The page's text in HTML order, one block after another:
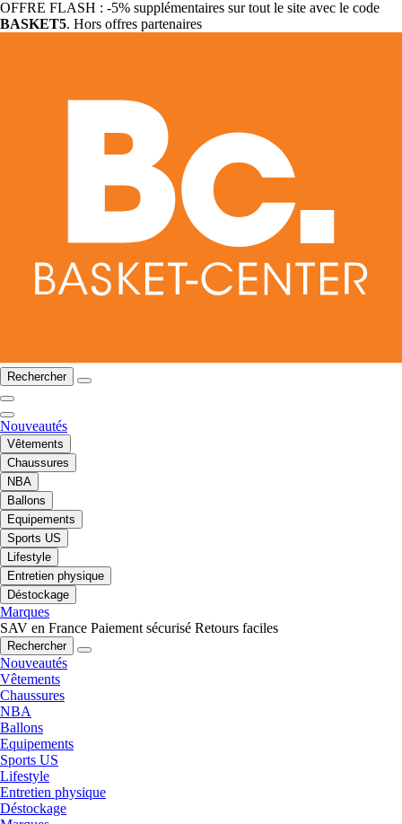
OFFRE FLASH : -5% supplémentaires sur tout le site avec le code
BASKET5. Hors offres partenaires
Rechercher
Nouveautés
Vêtements
Chaussures
NBA
Ballons
Equipements
Sports US
Lifestyle
Entretien physique
Déstockage
Marques
SAV en France Paiement sécurisé Retours faciles
Rechercher
Nouveautés
Vêtements
Chaussures
NBA
Ballons
Equipements
Sports US
Lifestyle
Entretien physique
Déstockage